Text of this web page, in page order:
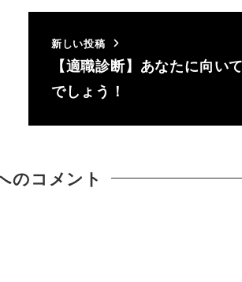
新しい投稿
【適職診断】あなたに向い
でしょう！
のコメント